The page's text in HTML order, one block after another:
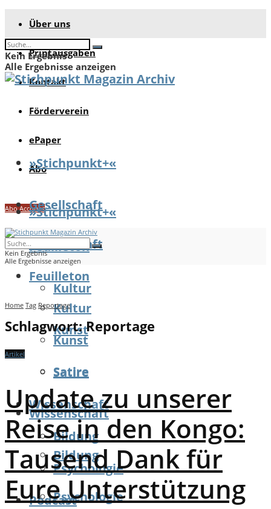
Über uns
Printausgaben
Kontakt
Förderverein
ePaper
Abo
Abo Account
Kein Ergebnis
Alle Ergebnisse anzeigen
»Stichpunkt+«
Gesellschaft
Feuilleton
Kultur
Kunst
Satire
Wissenschaft
Bildung
Psychologie
»Stichpunkt+«
Gesellschaft
Feuilleton
Kultur
Kunst
Satire
Wissenschaft
Bildung
Psychologie
Podcast
Kein Ergebnis
Alle Ergebnisse anzeigen
Home Tag Reportage
Schlagwort:Reportage
Artikel
Update zu unserer
Reise in den Kongo:
Tausend Dank für
Eure Unterstützung